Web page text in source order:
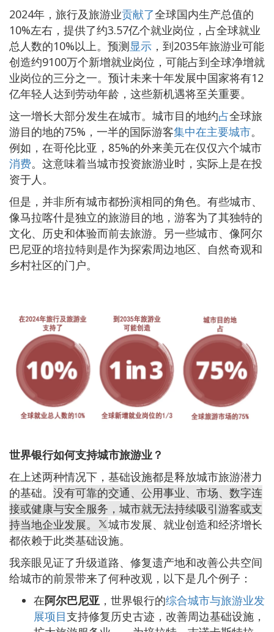
2024年，旅行及旅游业贡献了全球国内生产总值的
10%左右，提供了约3.57亿个就业岗位，占全球就业
总人数的10%以上。预测显示 ，到2035年旅游业可能
创造约9100万个新增就业岗位，可能占到全球净增就
业岗位的三分之一。预计未来十年发展中国家将有12
亿年轻人达到劳动年龄，这些新机遇将至关重要。
这一增长大部分发生在城市。城市目的地约占全球旅
游目的地的75%，一半的国际游客集中在主要城市。
例如，在哥伦比亚，85%的外来美元在仅仅六个城市
消费。这意味着当城市投资旅游业时，实际上是在投
资于人。
但是，并非所有城市都扮演相同的角色。有些城市、
像马拉喀什是独立的旅游目的地，游客为了其独特的
文化、历史和体验而前去旅游。另一些城市、像阿尔
巴尼亚的培拉特则是作为探索周边地区、自然奇观和
乡村社区的门户。
世界银行如何支持城市旅游业？
在上述两种情况下，基础设施都是释放城市旅游潜力
的基础。 没有可靠的交通、公用事业、市场、数字连
接或健康与安全服务，城市就无法持续吸引游客或支
持当地企业发展。
城市发展、就业创造和经济增长
都依赖于此类基础设施。
我亲眼见证了升级道路、修复遗产地和改善公共空间
给城市的前景带来了何种改观，以下是几个例子：
在阿尔巴尼亚 ，世界银行的综合城市与旅游业发
展项目支持修复历史古迹，改善周边基础设施，